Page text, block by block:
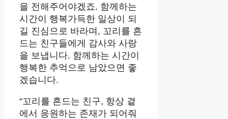
을 전해주어야겠죠. 함께하는
시간이 행복가득한 일상이 되
길 진심으로 바라며, 꼬리를 흔
드는 친구들에게 감사와 사랑
을 보냅니다. 함께하는 시간이
행복한 추억으로 남았으면 좋
겠습니다.
“꼬리를 흔드는 친구, 항상 곁
에서 응원하는 존재가 되어줘